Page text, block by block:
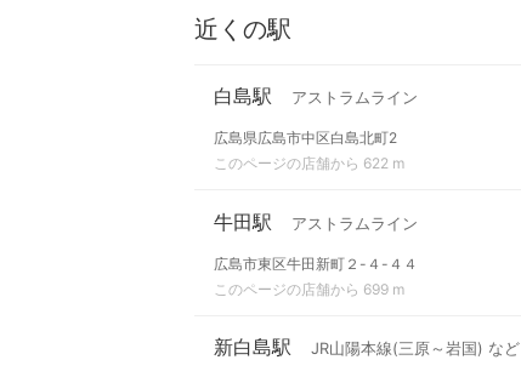
近くの駅
白島駅 アストラムライン
広島県広島市中区白島北町2
このページの店舗から 622 m
牛田駅 アストラムライン
広島市東区牛田新町２-４-４４
このページの店舗から 699 m
新白島駅 JR山陽本線(三原～岩国) など